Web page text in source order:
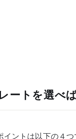
ートを選べ
ントは以下の４つ